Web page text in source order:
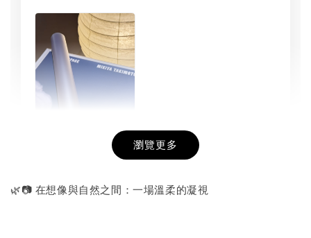
書本包膜服務
NT$ 50
- +
瀏覽更多
🌿📷 在想像與自然之間：一場溫柔的凝視